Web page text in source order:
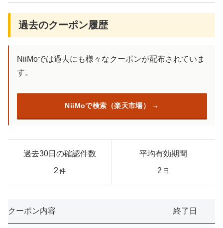
過去のクーポン履歴
NiiMoでは過去にも様々なクーポンが配布されていま
す。
NiiMoで検索（楽天市場）
過去30日の確認件数
2 件
平均有効期間
2 日
クーポン内容 終了日